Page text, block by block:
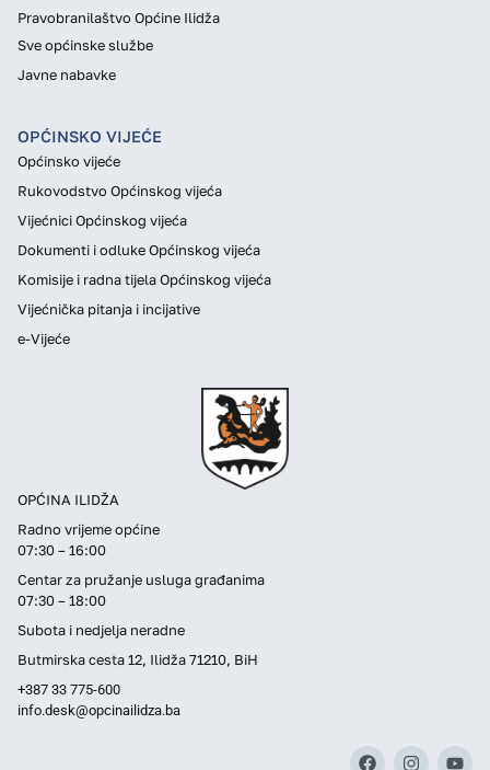
OPĆINA ILIDŽA
Radno vrijeme općine
07:30 – 16:00
Centar za pružanje usluga građanima
07:30 – 18:00
Subota i nedjelja neradne
Butmirska cesta 12, Ilidža 71210, BiH
+387 33 775-600
info.desk@opcinailidza.ba
Pravobranilaštvo Općine Ilidža
Sve općinske službe
Javne nabavke
OPĆINSKO VIJEĆE
Općinsko vijeće
Rukovodstvo Općinskog vijeća
Vijećnici Općinskog vijeća
Dokumenti i odluke Općinskog vijeća
Komisije i radna tijela Općinskog vijeća
Vijećnička pitanja i incijative
e-Vijeće